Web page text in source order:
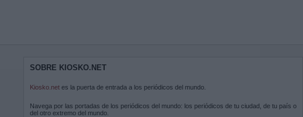
SOBRE KIOSKO.NET
Kiosko.net es la puerta de entrada a los periódicos del mundo.
Navega por las portadas de los periódicos del mundo: los periódicos de tu ciudad, de tu país o
del otro extremo del mundo.